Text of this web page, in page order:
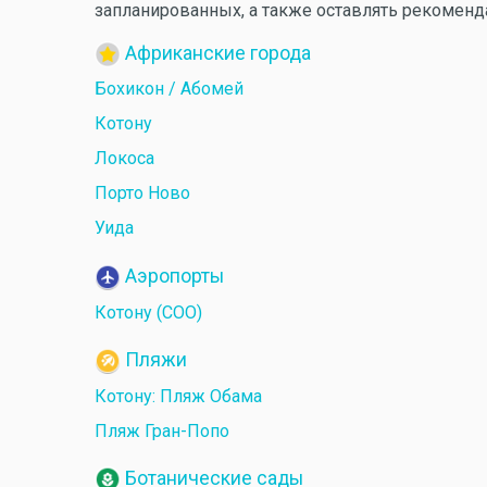
запланированных, а также оставлять
Африканские города
Бохикон / Абомей
Котону
Локоса
Порто Ново
Уида
Аэропорты
Котону (COO)
Пляжи
Котону: Пляж Обама
Пляж Гран-Попо
Ботанические сады